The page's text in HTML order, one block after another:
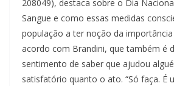
208049), destaca sobre o Dia
Sangue e como essas medidas
população a ter noção da
acordo com Brandini, que também é
sentimento de saber que ajudou
satisfatório quanto o ato. “Só faça. É